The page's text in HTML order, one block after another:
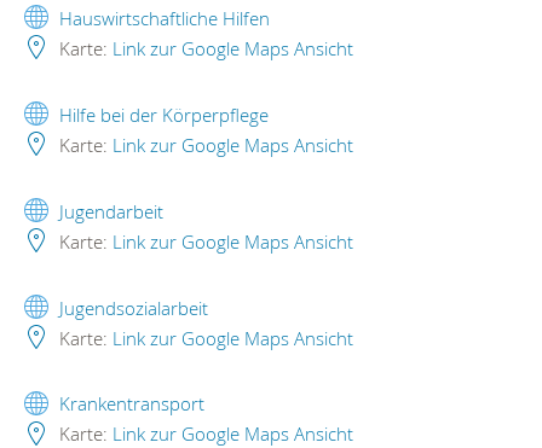
Hauswirtschaftliche Hilfen
Karte: Link zur Google Maps Ansicht
Hilfe bei der Körperpflege
Karte: Link zur Google Maps Ansicht
Jugendarbeit
Karte: Link zur Google Maps Ansicht
Jugendsozialarbeit
Karte: Link zur Google Maps Ansicht
Krankentransport
Karte: Link zur Google Maps Ansicht